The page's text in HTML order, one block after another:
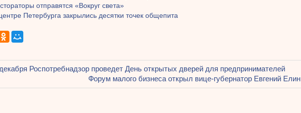
отправятся «Вокруг света»
Петербурга закрылись десятки точек общепита
Роспотребнадзор проведет День открытых дверей для предпринимателей
Следующая
запись:
Форум малого бизнеса открыл вице-губернатор Евгений Елин